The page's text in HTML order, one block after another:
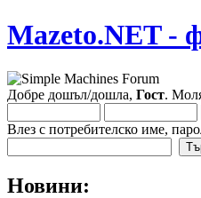
Mazeto.NET -
Добре дошъл/дошла, Гост.
Влез с потребителско име,
Новини: